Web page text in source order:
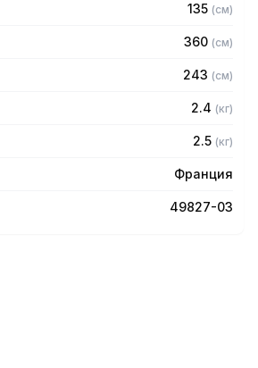
135 (см)
360 (см)
243 (см)
2.4 (кг)
2.5 (кг)
Франция
49827-03